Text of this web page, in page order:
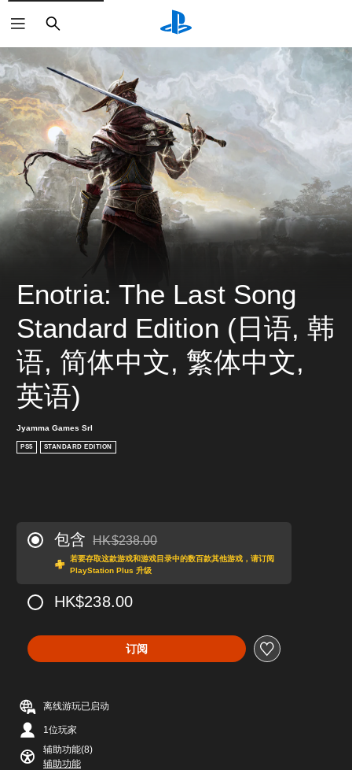
搜
索
Enotria: The Last Song
Standard Edition (日语, 韩
语, 简体中文, 繁体中文,
英语)
Jyamma Games Srl
PS5 STANDARD EDITION
包含 从原价HK$238.00折扣优惠
HK$238.00
若要存取这款游戏和游戏目录中的数百款其他游戏，请订阅
PlayStation Plus 升级
HK$238.00
订阅
离线游玩已启动
1位玩家
辅助功能(8)
辅助功能